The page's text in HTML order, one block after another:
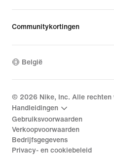
Communitykortingen
België
© 2026 Nike, Inc. Alle rechten
Handleidingen
Gebruiksvoorwaarden
Verkoopvoorwaarden
Bedrijfsgegevens
Privacy- en cookiebeleid